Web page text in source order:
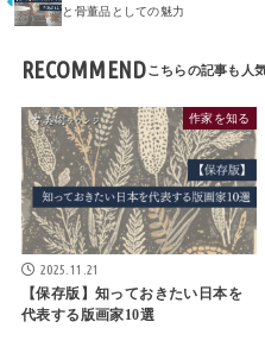
と骨董品としての魅力
RECOMMEND
作家を知る
2025.11.21
【保存版】知っておきたい日本を
代表する版画家10選